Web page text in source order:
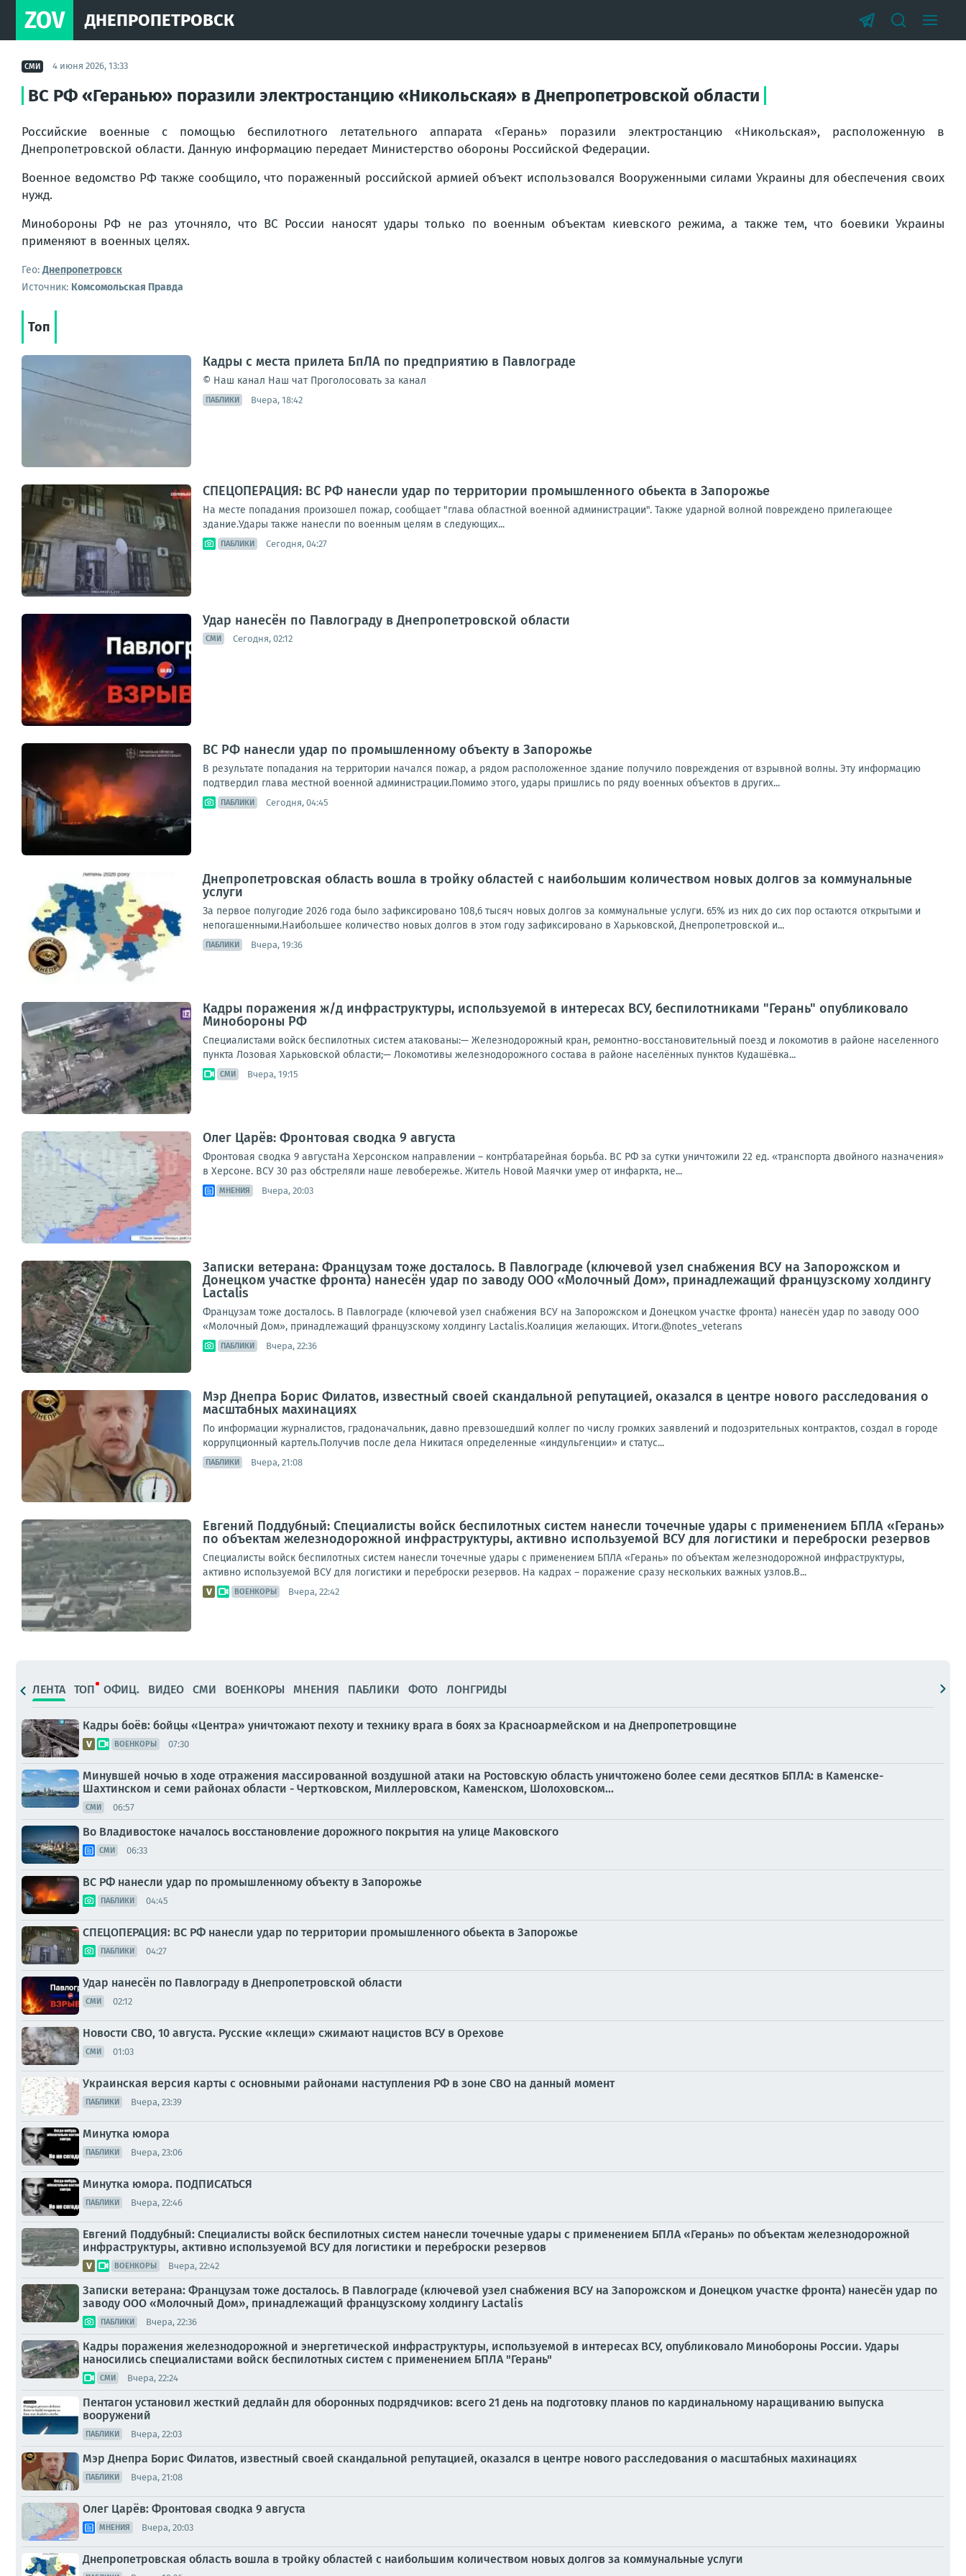
ZOV ДНЕПРОПЕТРОВСК
СМИ 4 июня 2026, 13:33
ВС РФ «Геранью» поразили электростанцию «Никольская» в Днепропетровской области
Российские военные с помощью беспилотного летательного аппарата «Герань» поразили электростанцию «Никольская», расположенную в
Днепропетровской области. Данную информацию передает Министерство обороны Российской Федерации.
Военное ведомство РФ также сообщило, что пораженный российской армией объект использовался Вооруженными силами Украины для обеспечения своих
нужд.
Минобороны РФ не раз уточняло, что ВС России наносят удары только по военным объектам киевского режима, а также тем, что боевики Украины
применяют в военных целях.
Гео:Днепропетровск
Источник: Комсомольская Правда
Топ
Кадры с места прилета БпЛА по предприятию в Павлограде
© Наш канал Наш чат Проголосовать за канал
ПАБЛИКИ Вчера, 18:42
СПЕЦОПЕРАЦИЯ: ВС РФ нанесли удар по территории промышленного обьекта в Запорожье
На месте попадания произошел пожар, сообщает "глава областной военной администрации". Также ударной волной повреждено прилегающее
здание.Удары также нанесли по военным целям в следующих...
ПАБЛИКИ Сегодня, 04:27
Удар нанесён по Павлограду в Днепропетровской области
СМИ Сегодня, 02:12
ВС РФ нанесли удар по промышленному объекту в Запорожье
В результате попадания на территории начался пожар, а рядом расположенное здание получило повреждения от взрывной волны. Эту информацию
подтвердил глава местной военной администрации.Помимо этого, удары пришлись по ряду военных объектов в других...
ПАБЛИКИ Сегодня, 04:45
Днепропетровская область вошла в тройку областей с наибольшим количеством новых долгов за коммунальные
услуги
За первое полугодие 2026 года было зафиксировано 108,6 тысяч новых долгов за коммунальные услуги. 65% из них до сих пор остаются открытыми и
непогашенными.Наибольшее количество новых долгов в этом году зафиксировано в Харьковской, Днепропетровской и...
ПАБЛИКИ Вчера, 19:36
Кадры поражения ж/д инфраструктуры, используемой в интересах ВСУ, беспилотниками "Герань" опубликовало
Минобороны РФ
Специалистами войск беспилотных систем атакованы:— Железнодорожный кран, ремонтно-восстановительный поезд и локомотив в районе населенного
пункта Лозовая Харьковской области;— Локомотивы железнодорожного состава в районе населённых пунктов Кудашёвка...
СМИ Вчера, 19:15
Олег Царёв: Фронтовая сводка 9 августа
Фронтовая сводка 9 августаНа Херсонском направлении – контрбатарейная борьба. ВС РФ за сутки уничтожили 22 ед. «транспорта двойного назначения»
в Херсоне. ВСУ 30 раз обстреляли наше левобережье. Житель Новой Маячки умер от инфаркта, не...
МНЕНИЯ Вчера, 20:03
Записки ветерана: Французам тоже досталось. В Павлограде (ключевой узел снабжения ВСУ на Запорожском и
Донецком участке фронта) нанесён удар по заводу ООО «Молочный Дом», принадлежащий французскому холдингу
Lactalis
Французам тоже досталось. В Павлограде (ключевой узел снабжения ВСУ на Запорожском и Донецком участке фронта) нанесён удар по заводу ООО
«Молочный Дом», принадлежащий французскому холдингу Lactalis.Коалиция желающих. Итоги.@notes_veterans
ПАБЛИКИ Вчера, 22:36
Мэр Днепра Борис Филатов, известный своей скандальной репутацией, оказался в центре нового расследования о
масштабных махинациях
По информации журналистов, градоначальник, давно превзошедший коллег по числу громких заявлений и подозрительных контрактов, создал в городе
коррупционный картель.Получив после дела Никитася определенные «индульгенции» и статус...
ПАБЛИКИ Вчера, 21:08
Евгений Поддубный: Специалисты войск беспилотных систем нанесли точечные удары с применением БПЛА «Герань»
по объектам железнодорожной инфраструктуры, активно используемой ВСУ для логистики и переброски резервов
Специалисты войск беспилотных систем нанесли точечные удары с применением БПЛА «Герань» по объектам железнодорожной инфраструктуры,
активно используемой ВСУ для логистики и переброски резервов. На кадрах – поражение сразу нескольких важных узлов.В...
ВОЕНКОРЫ Вчера, 22:42
ЛЕНТА ТОП ОФИЦ. ВИДЕО СМИ ВОЕНКОРЫ МНЕНИЯ ПАБЛИКИ ФОТО ЛОНГРИДЫ
Кадры боёв: бойцы «Центра» уничтожают пехоту и технику врага в боях за Красноармейском и на Днепропетровщине
ВОЕНКОРЫ 07:30
Минувшей ночью в ходе отражения массированной воздушной атаки на Ростовскую область уничтожено более семи десятков БПЛА: в Каменске-
Шахтинском и семи районах области - Чертковском, Миллеровском, Каменском, Шолоховском...
СМИ 06:57
Во Владивостоке началось восстановление дорожного покрытия на улице Маковского
СМИ 06:33
ВС РФ нанесли удар по промышленному объекту в Запорожье
ПАБЛИКИ 04:45
СПЕЦОПЕРАЦИЯ: ВС РФ нанесли удар по территории промышленного обьекта в Запорожье
ПАБЛИКИ 04:27
Удар нанесён по Павлограду в Днепропетровской области
СМИ 02:12
Новости СВО, 10 августа. Русские «клещи» сжимают нацистов ВСУ в Орехове
СМИ 01:03
Украинская версия карты с основными районами наступления РФ в зоне СВО на данный момент
ПАБЛИКИ Вчера, 23:39
Минутка юмора
ПАБЛИКИ Вчера, 23:06
Минутка юмора. ПОДПИСАТЬСЯ
ПАБЛИКИ Вчера, 22:46
Евгений Поддубный: Специалисты войск беспилотных систем нанесли точечные удары с применением БПЛА «Герань» по объектам железнодорожной
инфраструктуры, активно используемой ВСУ для логистики и переброски резервов
ВОЕНКОРЫ Вчера, 22:42
Записки ветерана: Французам тоже досталось. В Павлограде (ключевой узел снабжения ВСУ на Запорожском и Донецком участке фронта) нанесён удар по
заводу ООО «Молочный Дом», принадлежащий французскому холдингу Lactalis
ПАБЛИКИ Вчера, 22:36
Кадры поражения железнодорожной и энергетической инфраструктуры, используемой в интересах ВСУ, опубликовало Минобороны России. Удары
наносились специалистами войск беспилотных систем с применением БПЛА "Герань"
СМИ Вчера, 22:24
Пентагон установил жесткий дедлайн для оборонных подрядчиков: всего 21 день на подготовку планов по кардинальному наращиванию выпуска
вооружений
ПАБЛИКИ Вчера, 22:03
Мэр Днепра Борис Филатов, известный своей скандальной репутацией, оказался в центре нового расследования о масштабных махинациях
ПАБЛИКИ Вчера, 21:08
Олег Царёв: Фронтовая сводка 9 августа
МНЕНИЯ Вчера, 20:03
Днепропетровская область вошла в тройку областей с наибольшим количеством новых долгов за коммунальные услуги